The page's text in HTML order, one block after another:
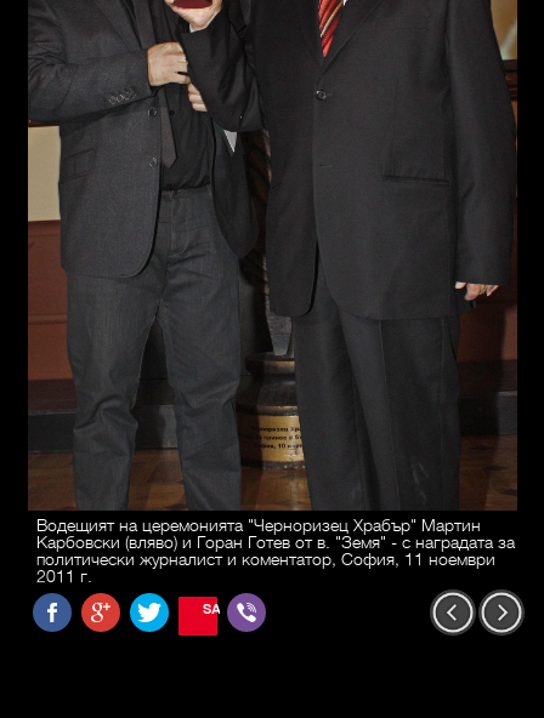
Водещият на церемонията "Черноризец Храбър" Мартин
Карбовски (вляво) и Горан Готев от в. "Земя" - с наградата за
политически журналист и коментатор, София, 11 ноември
2011 г.
SAVE